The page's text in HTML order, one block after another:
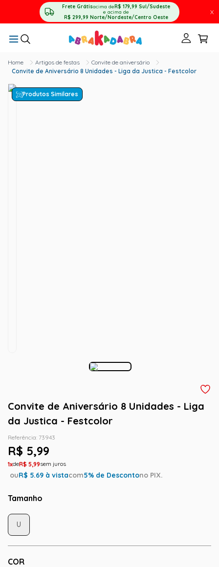
Frete Grátisacima deR$ 179,99 Sul/Sudeste
e acima de
R$ 299,99 Norte/Nordeste/Centro Oeste
X
Artigos de festas
Convite de aniversário
Convite de Aniversário 8 Unidades - Liga da Justica - Festcolor
Produtos Similares
Convite de Aniversário 8 Unidades - Liga
da Justica - Festcolor
Referência: 73943
R$ 5,99
1 R$ 5,99
ouR$ 5.69 à vistacom5% de Descontono PIX.
Tamanho
COR
U